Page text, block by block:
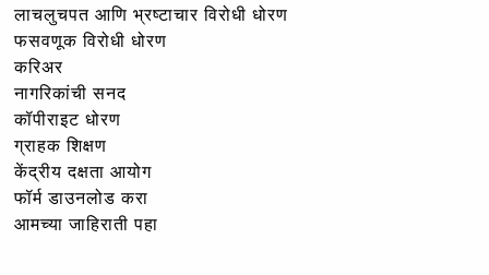
लाचलुचपत आणि भ्रष्टाचार विरोधी धोरण
फसवणूक विरोधी धोरण
करिअर
नागरिकांची सनद
कॉपीराइट धोरण
ग्राहक शिक्षण
केंद्रीय दक्षता आयोग
फॉर्म डाउनलोड करा
आमच्या जाहिराती पहा